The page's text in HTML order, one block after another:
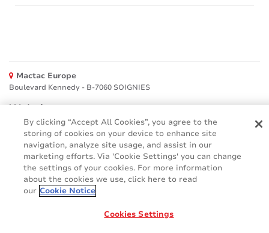
Mactac Europe
Boulevard Kennedy - B-7060 SOIGNIES
Websites
Mactac creative awards
www.mactaccreativeawards.com
© 2016 - 2026
Cookie Policy
FAQ (Preguntas frecuente)
By clicking “Accept All Cookies”, you agree to the
storing of cookies on your device to enhance site
navigation, analyze site usage, and assist in our
marketing efforts. Via 'Cookie Settings' you can change
the settings of your cookies. For more information
about the cookies we use, click here to read
our Cookie Notice
Cookies Settings